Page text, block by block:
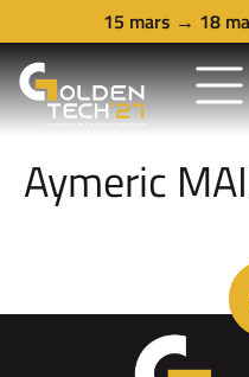
15 mars → 18
Aymeric